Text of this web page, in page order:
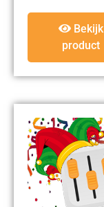
Bekijk
product